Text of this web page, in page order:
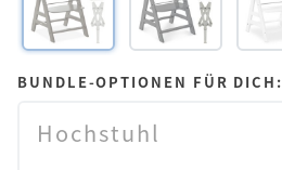
BUNDLE-OPTIONEN FÜR DICH:
Hochstuhl